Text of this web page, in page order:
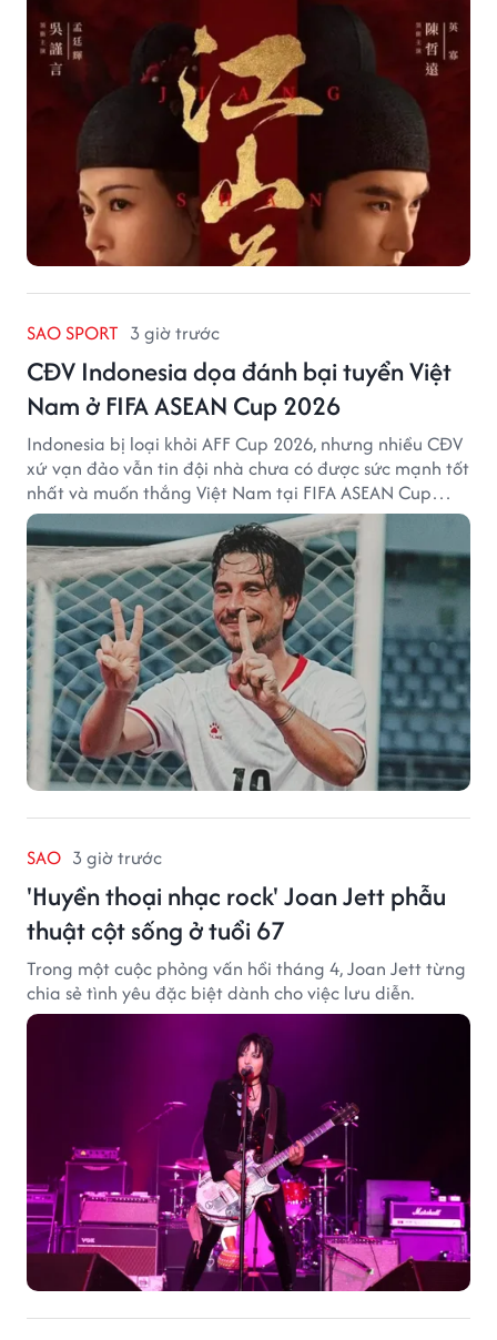
SAO SPORT 3 giờ trước
CĐV Indonesia dọa đánh bại tuyển Việt
Nam ở FIFA ASEAN Cup 2026
Indonesia bị loại khỏi AFF Cup 2026, nhưng nhiều CĐV
xứ vạn đảo vẫn tin đội nhà chưa có được sức mạnh tốt
nhất và muốn thắng Việt Nam tại FIFA ASEAN Cup
2026.
SAO 3 giờ trước
'Huyền thoại nhạc rock' Joan Jett phẫu
thuật cột sống ở tuổi 67
Trong một cuộc phỏng vấn hồi tháng 4, Joan Jett từng
chia sẻ tình yêu đặc biệt dành cho việc lưu diễn.